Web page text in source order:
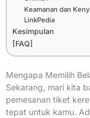
Keamanan dan
LinkPedia
Kesimpulan
[FAQ]
Mengapa Memilih
Sekarang, mari kita
pemesanan tiket
tepat untuk kamu.